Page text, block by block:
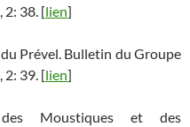
2: 38. [lien]
Prével. Bulletin du Groupe
2: 39. [lien]
Moustiques et des